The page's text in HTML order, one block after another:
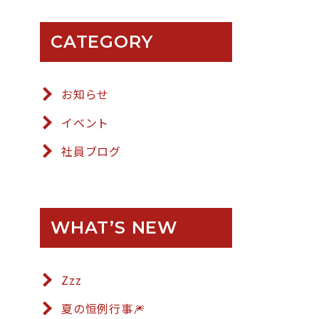
CATEGORY
お知らせ
イベント
社員ブログ
WHAT’S NEW
Zzz
夏の恒例行事🎆